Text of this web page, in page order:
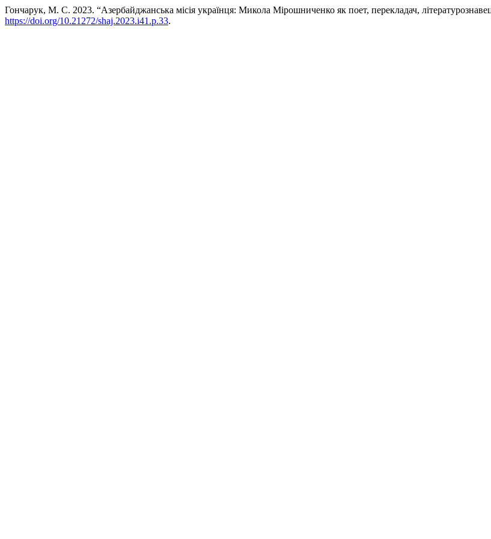
Гончарук, М. С. 2023. “Азербайджанська місія українця: Микола Мірошниченко як поет, перекладач,
https://doi.org/10.21272/shaj.2023.i41.p.33.